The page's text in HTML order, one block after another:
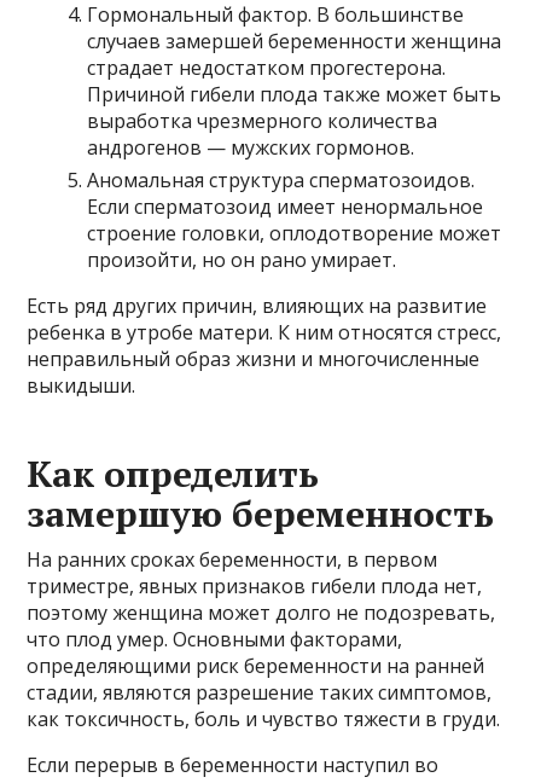
Гормональный фактор. В большинстве
случаев замершей беременности женщина
страдает недостатком прогестерона.
Причиной гибели плода также может быть
выработка чрезмерного количества
андрогенов — мужских гормонов.
Аномальная структура сперматозоидов.
Если сперматозоид имеет ненормальное
строение головки, оплодотворение может
произойти, но он рано умирает.
Есть ряд других причин, влияющих на развитие
ребенка в утробе матери. К ним относятся стресс,
неправильный образ жизни и многочисленные
выкидыши.
Как определить
замершую беременность
На ранних сроках беременности, в первом
триместре, явных признаков гибели плода нет,
поэтому женщина может долго не подозревать,
что плод умер. Основными факторами,
определяющими риск беременности на ранней
стадии, являются разрешение таких симптомов,
как токсичность, боль и чувство тяжести в груди.
Если перерыв в беременности наступил во